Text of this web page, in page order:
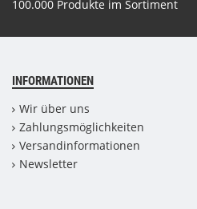
100.000 Produkte im Sortiment
INFORMATIONEN
Wir über uns
Zahlungsmöglichkeiten
Versandinformationen
Newsletter